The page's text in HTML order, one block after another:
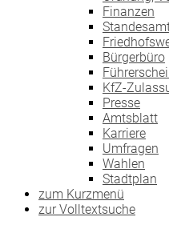
Finanzen
Bürgerbüro
KfZ-
Presse
Amtsblatt
Karriere
Umfragen
Wahlen
Stadtplan
zum Kurzmenü
zur Volltextsuche